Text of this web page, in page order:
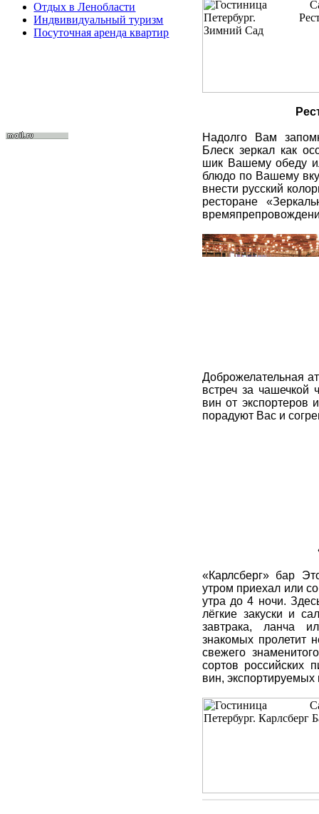
Отдых в Ленобласти
Индвивидуальный туризм
Посуточная аренда квартир
Надолго Вам
Блеск зеркал как
шик Вашему обеду
блюдо по Вашему
внести русский
ресторане
Доброжелательная
встреч за
вин от
порадуют Вас и
«Карлсберг» бар
утром приехал или
утра до 4 ночи.
лёгкие закуски и
завтрака, ланча
знакомых пролетит
свежего
сортов российских
вин,